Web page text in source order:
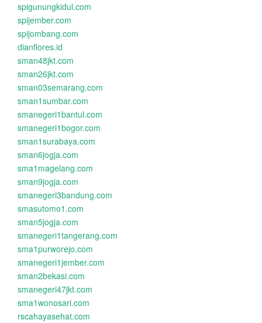
spigunungkidul.com
spijember.com
spijombang.com
dianflores.id
sman48jkt.com
sman26jkt.com
sman03semarang.com
sman1sumbar.com
smanegeri1bantul.com
smanegeri1bogor.com
sman1surabaya.com
sman6jogja.com
sma1magelang.com
sman9jogja.com
smanegeri3bandung.com
smasutomo1.com
sman5jogja.com
smanegeri1tangerang.com
sma1purworejo.com
smanegeri1jember.com
sman2bekasi.com
smanegeri47jkt.com
sma1wonosari.com
rscahayasehat.com